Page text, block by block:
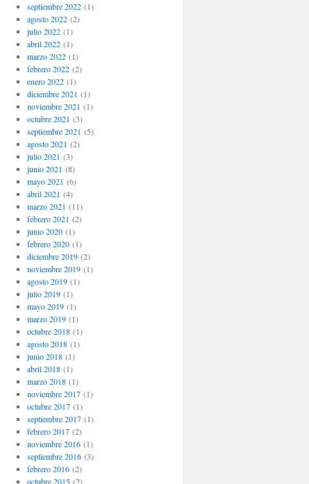
septiembre 2022(1)
agosto 2022(2)
julio 2022(1)
abril 2022(1)
marzo 2022(1)
febrero 2022(2)
enero 2022(1)
diciembre 2021 (1)
noviembre 2021 (1)
octubre 2021 (3)
septiembre 2021 (5)
agosto 2021 (2)
julio 2021 (3)
junio 2021 (8)
mayo 2021 (6)
abril 2021 (4)
marzo 2021 (11)
febrero 2021 (2)
junio 2020(1)
febrero 2020(1)
diciembre 2019(2)
noviembre 2019(1)
agosto 2019(1)
julio 2019(1)
mayo 2019(1)
marzo 2019(1)
octubre 2018(1)
agosto 2018(1)
junio 2018(1)
abril 2018(1)
marzo 2018(1)
noviembre 2017(1)
octubre 2017(1)
septiembre 2017(1)
febrero 2017(2)
noviembre 2016(1)
septiembre 2016(3)
febrero 2016(2)
octubre 2015(2)